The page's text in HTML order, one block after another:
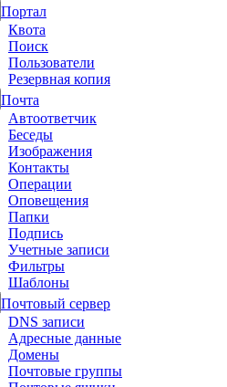
Портал
Квота
Поиск
Пользователи
Резервная копия
Почта
Автоответчик
Беседы
Изображения
Контакты
Операции
Оповещения
Папки
Подпись
Учетные записи
Фильтры
Шаблоны
Почтовый сервер
DNS записи
Адресные данные
Домены
Почтовые группы